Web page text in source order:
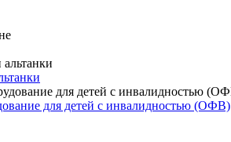
для детей с инвалидностью (ОФВ)